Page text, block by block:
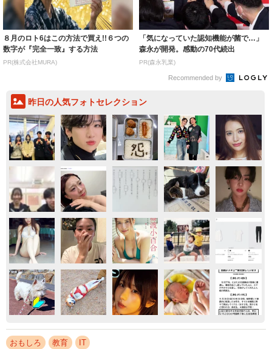
８月のロト6はこの方法で買え!!６つの
数字が『完全一致』する方法
PR(株式会社MURA)
「気になっていた認知機能が菌で…」
森永が開発。感動の70代続出
PR(森永乳業)
Recommended by
昨日の人気フォトセレクション
おもしろ 教育 IT